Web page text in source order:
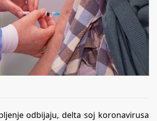
odbijaju, delta soj koronavirusa